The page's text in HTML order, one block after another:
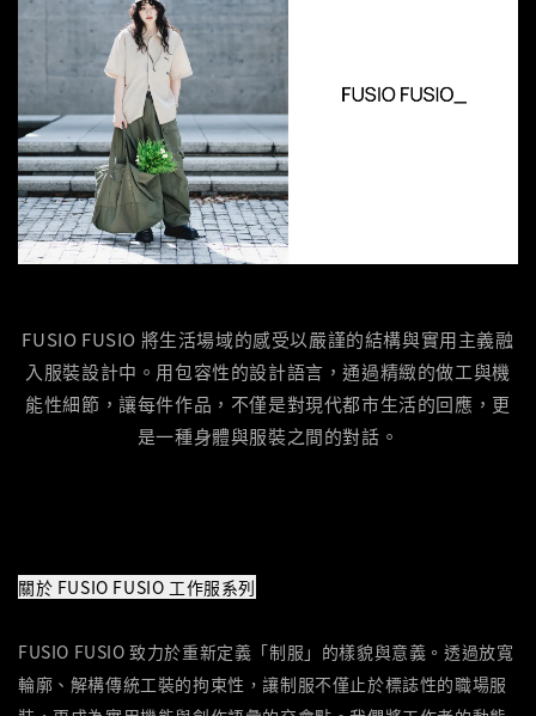
FUSIO FUSIO 將生活場域的感受以嚴謹的結構與實用主義融
入服裝設計中。用包容性的設計語言，通過精緻的做工與機
能性細節，讓每件作品，不僅是對現代都市生活的回應，更
是一種身體與服裝之間的對話。
關於 FUSIO FUSIO 工作服系列
FUSIO FUSIO 致力於重新定義「制服」的樣貌與意義。透過放寬
輪廓、解構傳統工裝的拘束性，讓制服不僅止於標誌性的職場服